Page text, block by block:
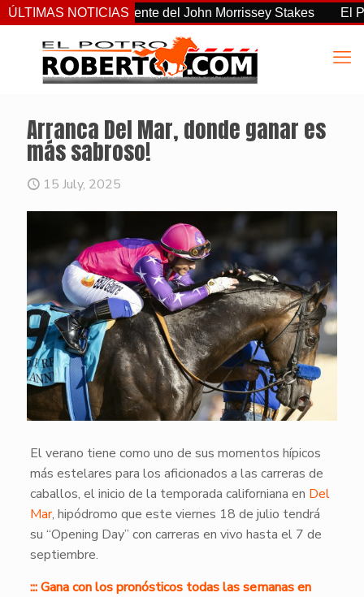
ÚLTIMAS NOTICIAS
el más consistente del John Morrissey Stakes El
Arranca Del Mar, donde ganar es
más sabroso!
15 July, 2025
El verano tiene como uno de sus momentos hípicos
más estelares para los aficionados a las carreras de
caballos, el inicio de la temporada californiana en Del
Mar, hipódromo que este viernes 18 de julio tendrá
su “Opening Day” con carreras en vivo hasta el 7 de
septiembre.
::: Gana con los pronósticos todas las semanas en